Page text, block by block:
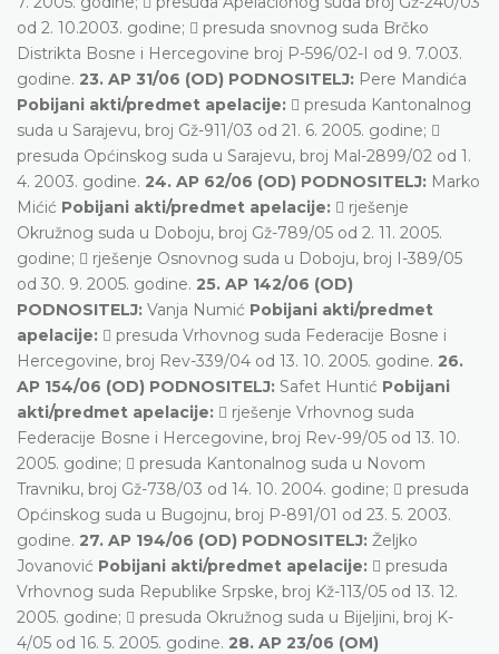
od 2. 10.2003. godine;  presuda snovnog suda Brčko
Distrikta Bosne i Hercegovine broj P-596/02-I od 9. 7.003.
godine. 23. AP 31/06 (OD) PODNOSITELJ: Pere Mandića
Pobijani akti/predmet apelacije:  presuda Kantonalnog
suda u Sarajevu, broj Gž-911/03 od 21. 6. 2005. godine; 
presuda Općinskog suda u Sarajevu, broj Mal-2899/02 od 1.
4. 2003. godine. 24. AP 62/06 (OD) PODNOSITELJ: Marko
Mićić Pobijani akti/predmet apelacije:  rješenje
Okružnog suda u Doboju, broj Gž-789/05 od 2. 11. 2005.
godine;  rješenje Osnovnog suda u Doboju, broj I-389/05
od 30. 9. 2005. godine. 25. AP 142/06 (OD)
PODNOSITELJ: Vanja Numić Pobijani akti/predmet
apelacije:  presuda Vrhovnog suda Federacije Bosne i
Hercegovine, broj Rev-339/04 od 13. 10. 2005. godine. 26.
AP 154/06 (OD) PODNOSITELJ: Safet Huntić Pobijani
akti/predmet apelacije:  rješenje Vrhovnog suda
Federacije Bosne i Hercegovine, broj Rev-99/05 od 13. 10.
2005. godine;  presuda Kantonalnog suda u Novom
Travniku, broj Gž-738/03 od 14. 10. 2004. godine;  presuda
Općinskog suda u Bugojnu, broj P-891/01 od 23. 5. 2003.
godine. 27. AP 194/06 (OD) PODNOSITELJ: Željko
Jovanović Pobijani akti/predmet apelacije:  presuda
Vrhovnog suda Republike Srpske, broj Kž-113/05 od 13. 12.
2005. godine;  presuda Okružnog suda u Bijeljini, broj K-
4/05 od 16. 5. 2005. godine. 28. AP 23/06 (OM)